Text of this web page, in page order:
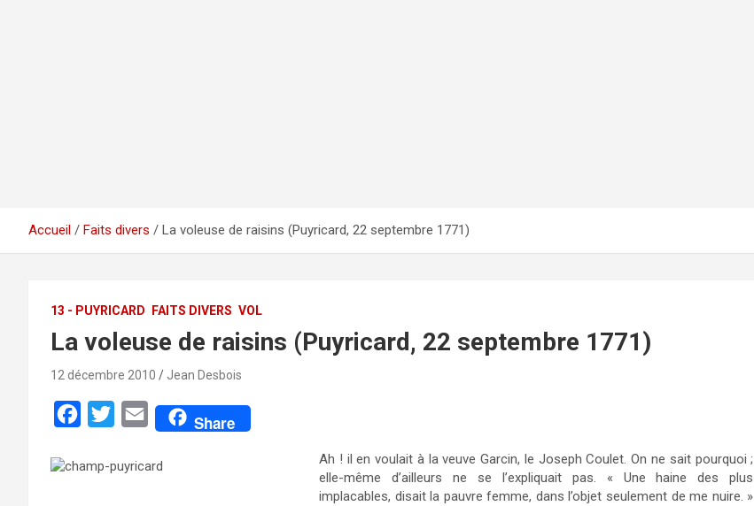
Accueil Faits divers La voleuse de raisins (Puyricard, 22 septembre 1771)
13 - PUYRICARD FAITS DIVERS VOL
La voleuse de raisins (Puyricard, 22 septembre 1771)
12 décembre 2010 Jean Desbois
c
i
E
a
Share
Ah ! il en voulait à la veuve Garcin, le Joseph Coulet. On ne sait pourquoi ;
elle-même d’ailleurs ne se l’expliquait pas. « Une haine des plus
implacables, disait la pauvre femme, dans l’objet seulement de me nuire. »